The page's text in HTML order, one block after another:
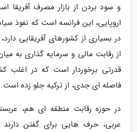
و سود بردن از بازار مصرف آفریقا
اروپایی، این فرانسه است که نفوذ
در بسیاری از کشورهای آفریقایی
از رقابت مالی و سرمایه گذاری به
قدرتی برخوردار است که در اغلب
فاصله ای جدی، از ترکیه جلو زده است.
در حوزه رقابت منطقه ای هم،
عربی، حرف هایی برای گفتن دارند